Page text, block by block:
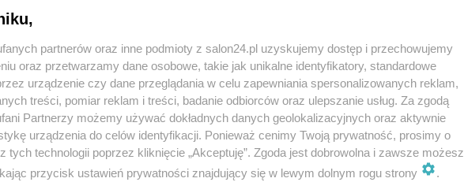
całość dla siebie. Z kolei to co dopłynęło do ziemi
szybko niknęło razem z żołnierzami, którzy
tych co wolą kapitalizm, no i grabią co się da dla
Reklama
cieni:
partnerów oraz inne podmioty z salon24.pl uzyskujemy dostęp i przechowujemy
oraz przetwarzamy dane osobowe, takie jak unikalne identyfikatory, standardowe
urządzenie czy dane przeglądania w celu zapewniania spersonalizowanych reklam,
treści, pomiar reklam i treści, badanie odbiorców oraz ulepszanie usług. Za zgodą
Partnerzy możemy używać dokładnych danych geolokalizacyjnych oraz aktywnie
urządzenia do celów identyfikacji. Ponieważ cenimy Twoją prywatność, prosimy o
tych technologii poprzez kliknięcie „Akceptuję”. Zgoda jest dobrowolna i zawsze możesz
przycisk ustawień prywatności znajdujący się w lewym dolnym rogu strony
.